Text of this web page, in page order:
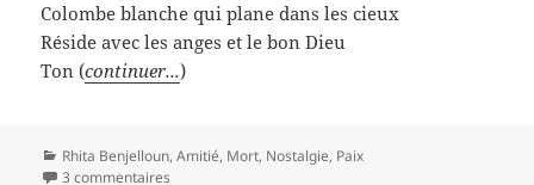
Colombe blanche qui plane dans les cieux
Réside avec les anges et le bon Dieu
Ton (continuer...)
Catégories
Rhita Benjelloun,Amitié, Mort, Nostalgie, Paix
3 commentaires